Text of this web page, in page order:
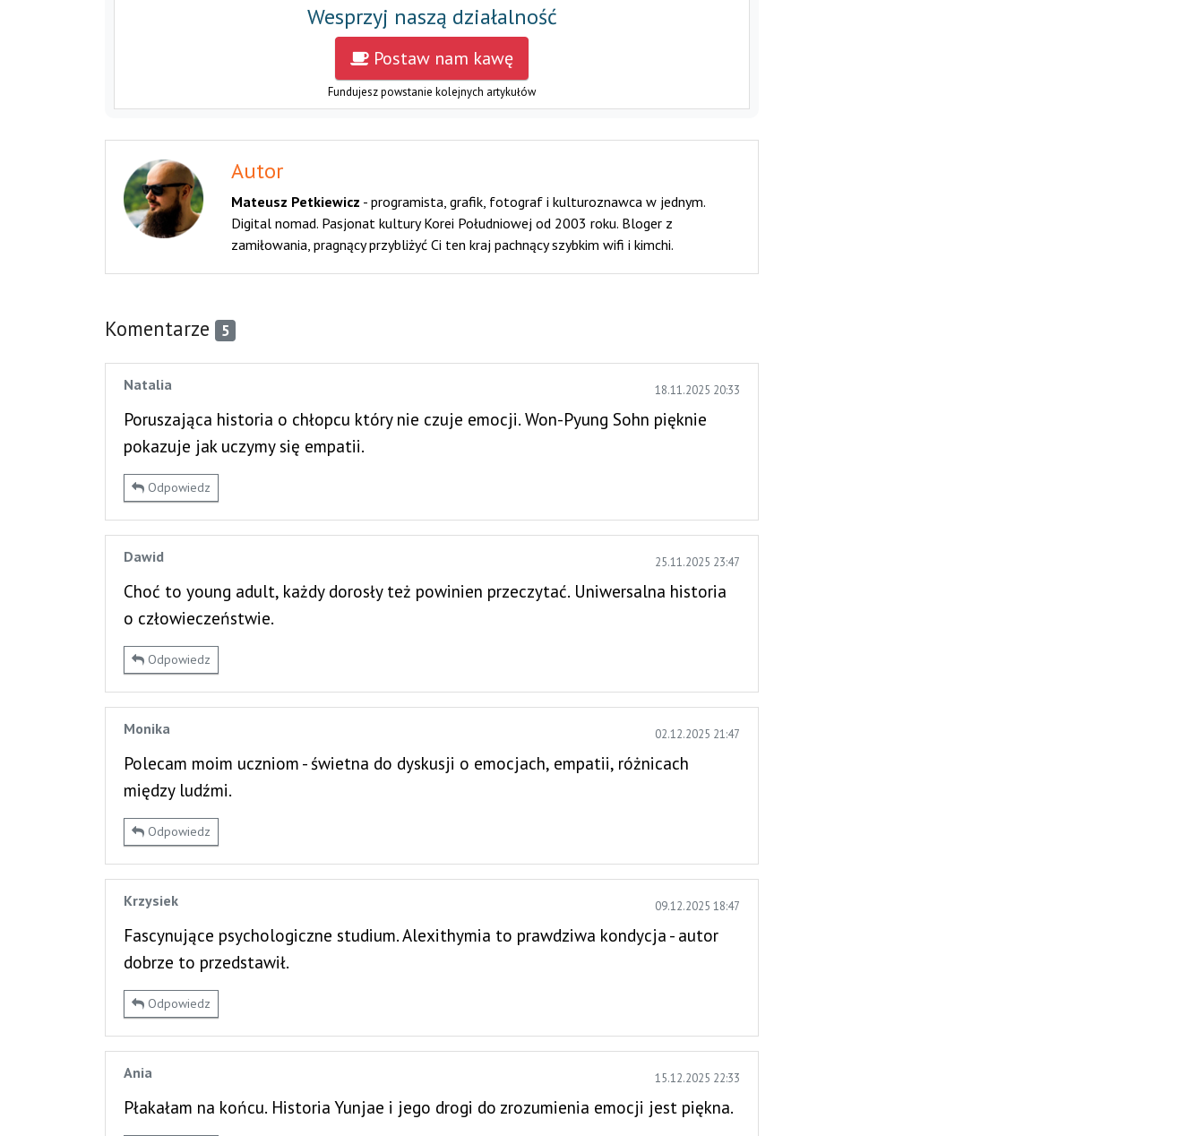
Wesprzyj naszą działalność
Postaw nam kawę
Fundujesz powstanie kolejnych artykułów
Autor
Mateusz Petkiewicz - programista, grafik, fotograf i kulturoznawca w jednym.
Digital nomad. Pasjonat kultury Korei Południowej od 2003 roku. Bloger z
zamiłowania, pragnący przybliżyć Ci ten kraj pachnący szybkim wifi i kimchi.
Komentarze 5
Natalia 18.11.2025 20:33
Poruszająca historia o chłopcu który nie czuje emocji. Won-Pyung Sohn pięknie
pokazuje jak uczymy się empatii.
Odpowiedz
Dawid 25.11.2025 23:47
Choć to young adult, każdy dorosły też powinien przeczytać. Uniwersalna historia
o człowieczeństwie.
Odpowiedz
Monika 02.12.2025 21:47
Polecam moim uczniom - świetna do dyskusji o emocjach, empatii, różnicach
między ludźmi.
Odpowiedz
Krzysiek 09.12.2025 18:47
Fascynujące psychologiczne studium. Alexithymia to prawdziwa kondycja - autor
dobrze to przedstawił.
Odpowiedz
Ania 15.12.2025 22:33
Płakałam na końcu. Historia Yunjae i jego drogi do zrozumienia emocji jest piękna.